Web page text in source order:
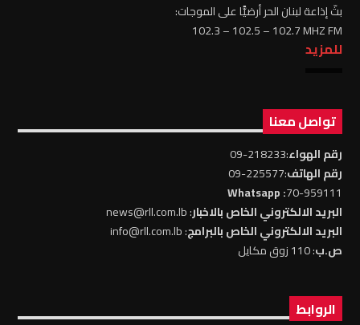
بثّ إذاعة لبنان الحر أرضيًّا على الموجات:
102.3 – 102.5 – 102.7 MHZ FM
للمزيد
تواصل معنا
رقم الهواء:218233-09
رقم الهاتف:225577-09
70-959111
: Whatsapp
البريد الالكتروني الخاص بالاخبار: news@rll.com.lb
البريد الالكتروني الخاص بالبرامج: info@rll.com.lb
ص.ب: 110 زوق مكايل
الروابط